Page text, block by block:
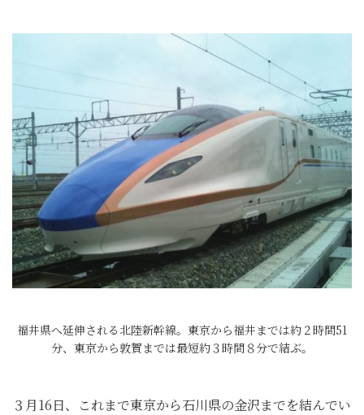
福井県へ延伸される北陸新幹線。東京から福井までは約２時間51
分、東京から敦賀までは最短約３時間８分で結ぶ。
３月16日、これまで東京から石川県の金沢までを結んでい